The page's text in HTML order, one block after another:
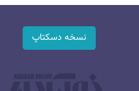
نسخه دسکتاپ